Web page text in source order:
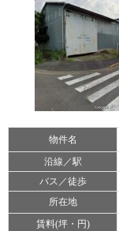
物件名
沿線／駅
バス／徒歩
所在地
賃料(坪・円)